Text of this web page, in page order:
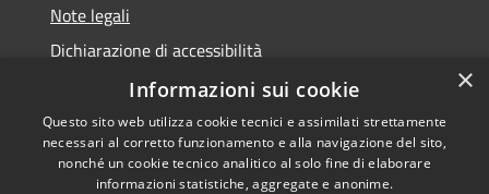
Note legali
Dichiarazione di accessibilità
Piano di miglioramento dei servizi
×
Informazioni sui cookie
Questo sito web utilizza cookie tecnici e assimilati strettamente
necessari al corretto funzionamento e alla navigazione del sito,
nonché un cookie tecnico analitico al solo fine di elaborare
informazioni statistiche, aggregate e anonime.